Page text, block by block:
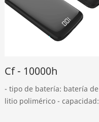
Cf - 10000h
- tipo de batería: batería de
litio polimérico - capacidad: